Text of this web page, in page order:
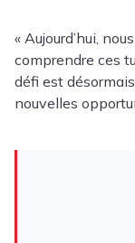
« Aujourd’hui,
comprendre ces
défi est
nouvelles